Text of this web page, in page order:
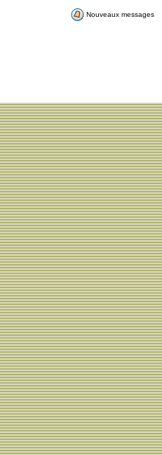
Nouveaux messages